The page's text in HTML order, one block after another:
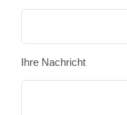
Ihre Nachricht